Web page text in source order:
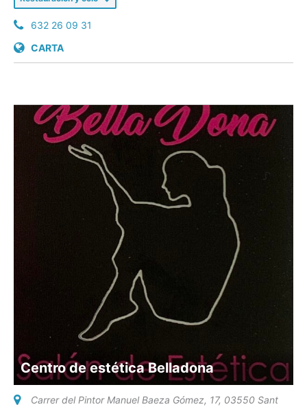
632 26 09 31
CARTA
Centro de estética Belladona
Carrer del Pintor Manuel Baeza Gómez, 17, 03550 Sant